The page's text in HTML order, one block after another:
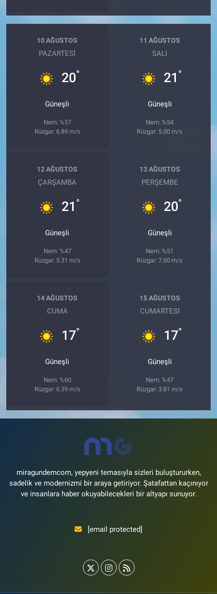
10 AĞUSTOS
PAZARTESI
20°
Güneşli
Nem: %57
Rüzgar: 6.89 m/s
11 AĞUSTOS
SALI
21 °
Güneşli
Nem: %54
Rüzgar: 5.00 m/s
12 AĞUSTOS
ÇARŞAMBA
21 °
Güneşli
Nem: %47
Rüzgar: 5.31 m/s
13 AĞUSTOS
PERŞEMBE
20°
Güneşli
Nem: %51
Rüzgar: 7.00 m/s
14 AĞUSTOS
CUMA
17°
Güneşli
Nem: %60
Rüzgar: 6.39 m/s
15 AĞUSTOS
CUMARTESI
17°
Güneşli
Nem: %47
Rüzgar: 3.81 m/s
miragundemcom, yepyeni temasıyla sizleri buluştururken,
sadelik ve modernizmi bir araya getiriyor. Şatafattan kaçınıyor
ve insanlara haber okuyabilecekleri bir altyapı sunuyor.
[email protected]